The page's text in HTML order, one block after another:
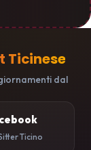
Ticinese
dal
Ticino